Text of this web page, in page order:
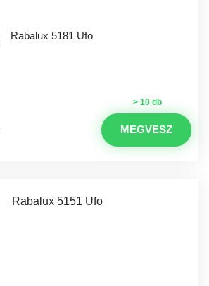
Rabalux 5181 Ufo
> 10 db
MEGVESZ